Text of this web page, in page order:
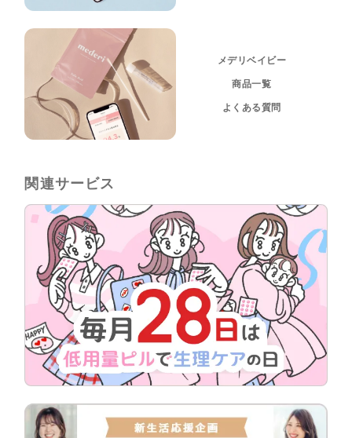
メデリベイビー
商品一覧
よくある質問
関連サービス